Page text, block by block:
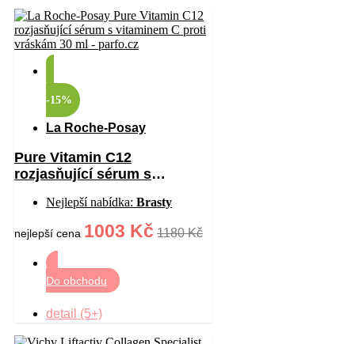
-15%
La Roche-Posay
Pure Vitamin C12
rozjasňující sérum s
30 mlNejlepší nabídka: Brasty
nejlepší cena 1003 Kč 1180 Kč
Do obchodu
detail (5+)